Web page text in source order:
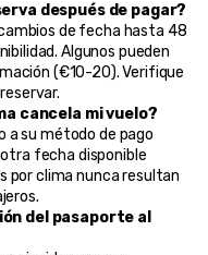
después de pagar?
de fecha hasta 48
Algunos pueden
(€10-20). Verifique
cancela mi vuelo?
a su método de pago
fecha disponible
por clima nunca resultan
del pasaporte al